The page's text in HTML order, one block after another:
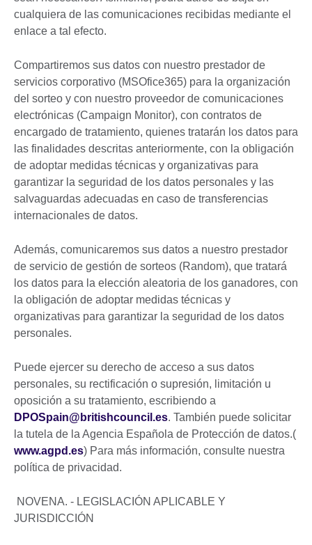
cualquiera de las comunicaciones recibidas mediante el
enlace a tal efecto.
Compartiremos sus datos con nuestro prestador de
servicios corporativo (MSOfice365) para la organización
del sorteo y con nuestro proveedor de comunicaciones
electrónicas (Campaign Monitor), con contratos de
encargado de tratamiento, quienes tratarán los datos para
las finalidades descritas anteriormente, con la obligación
de adoptar medidas técnicas y organizativas para
garantizar la seguridad de los datos personales y las
salvaguardas adecuadas en caso de transferencias
internacionales de datos.
Además, comunicaremos sus datos a nuestro prestador
de servicio de gestión de sorteos (Random), que tratará
los datos para la elección aleatoria de los ganadores, con
la obligación de adoptar medidas técnicas y
organizativas para garantizar la seguridad de los datos
personales.
Puede ejercer su derecho de acceso a sus datos
personales, su rectificación o supresión, limitación u
oposición a su tratamiento, escribiendo a
DPOSpain@britishcouncil.es. También puede solicitar
la tutela de la Agencia Española de Protección de datos.(
www.agpd.es) Para más información, consulte nuestra
política de privacidad.
NOVENA. - LEGISLACIÓN APLICABLE Y
JURISDICCIÓN